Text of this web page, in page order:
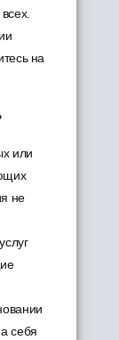
на
или
не
себя